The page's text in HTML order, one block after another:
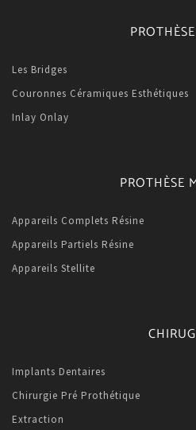
Les Bridges
Couronnes Céramiques Esthétiques
Inlay Onlay
PROTHÈSE
Appareils Complets Résine
Appareils Partiels Résine
Appareils Stellite
Implants Dentaires
Chirurgie Pré Prothétique
Extraction